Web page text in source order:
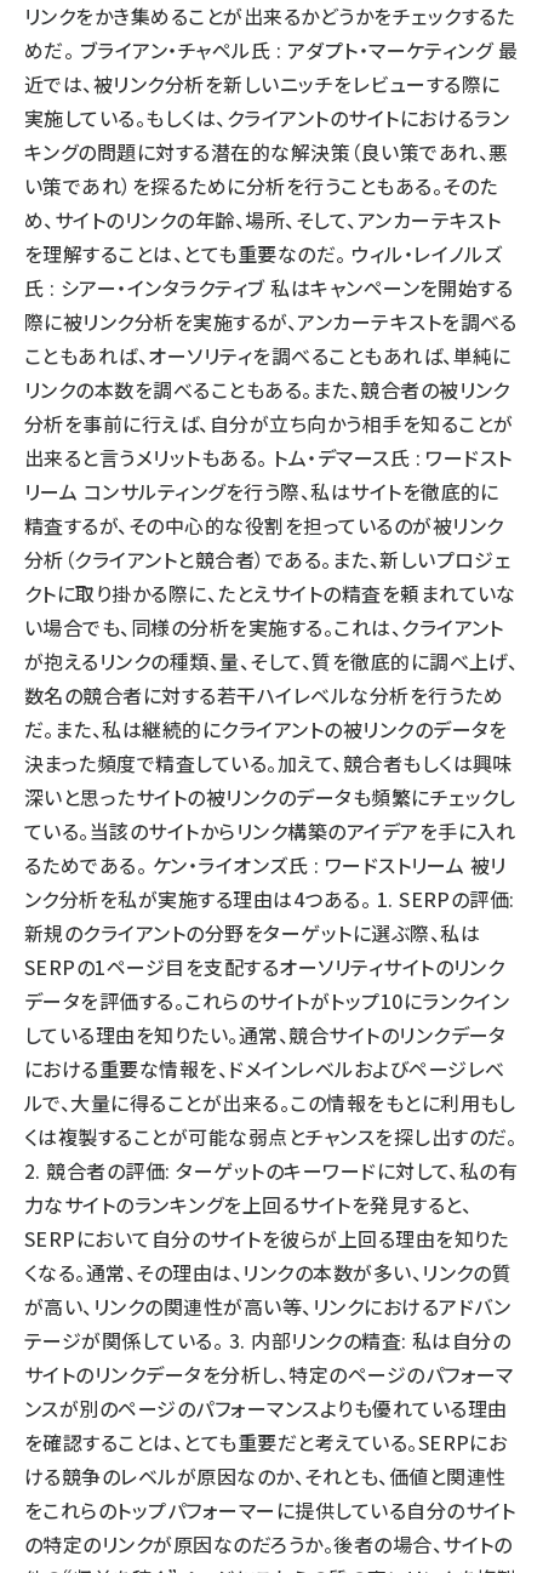
リンクをかき集めることが出来るかどうかをチェックするた
めだ。 ブライアン・チャペル氏 : アダプト・マーケティング 最
近では、被リンク分析を新しいニッチをレビューする際に
実施している。もしくは、クライアントのサイトにおけるラン
キングの問題に対する潜在的な解決策（良い策であれ、悪
い策であれ）を探るために分析を行うこともある。そのた
め、サイトのリンクの年齢、場所、そして、アンカーテキスト
を理解することは、とても重要なのだ。 ウィル・レイノルズ
氏 : シアー・インタラクティブ 私はキャンペーンを開始する
際に被リンク分析を実施するが、アンカーテキストを調べる
こともあれば、オーソリティを調べることもあれば、単純に
リンクの本数を調べることもある。また、競合者の被リンク
分析を事前に行えば、自分が立ち向かう相手を知ることが
出来ると言うメリットもある。 トム・デマース氏 : ワードスト
リーム コンサルティングを行う際、私はサイトを徹底的に
精査するが、その中心的な役割を担っているのが被リンク
分析（クライアントと競合者）である。また、新しいプロジェ
クトに取り掛かる際に、たとえサイトの精査を頼まれていな
い場合でも、同様の分析を実施する。これは、クライアント
が抱えるリンクの種類、量、そして、質を徹底的に調べ上げ、
数名の競合者に対する若干ハイレベルな分析を行うため
だ。また、私は継続的にクライアントの被リンクのデータを
決まった頻度で精査している。加えて、競合者もしくは興味
深いと思ったサイトの被リンクのデータも頻繁にチェックし
ている。当該のサイトからリンク構築のアイデアを手に入れ
るためである。 ケン・ライオンズ氏 : ワードストリーム 被リ
ンク分析を私が実施する理由は4つある。 1. SERPの評価:
新規のクライアントの分野をターゲットに選ぶ際、私は
SERPの1ページ目を支配するオーソリティサイトのリンク
データを評価する。これらのサイトがトップ10にランクイン
している理由を知りたい。通常、競合サイトのリンクデータ
における重要な情報を、ドメインレベルおよびページレベ
ルで、大量に得ることが出来る。この情報をもとに利用もし
くは複製することが可能な弱点とチャンスを探し出すのだ。
2. 競合者の評価: ターゲットのキーワードに対して、私の有
力なサイトのランキングを上回るサイトを発見すると、
SERPにおいて自分のサイトを彼らが上回る理由を知りた
くなる。通常、その理由は、リンクの本数が多い、リンクの質
が高い、リンクの関連性が高い等、リンクにおけるアドバン
テージが関係している。 3. 内部リンクの精査: 私は自分の
サイトのリンクデータを分析し、特定のページのパフォーマ
ンスが別のページのパフォーマンスよりも優れている理由
を確認することは、とても重要だと考えている。SERPにお
ける競争のレベルが原因なのか、それとも、価値と関連性
をこれらのトップパフォーマーに提供している自分のサイト
の特定のリンクが原因なのだろうか。後者の場合、サイトの